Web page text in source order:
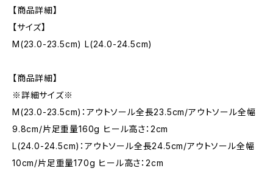
【商品詳細】
【サイズ】
M(23.0-23.5cm) L(24.0-24.5cm)
【商品詳細】
※詳細サイズ※
M(23.0-23.5cm)：アウトソール全長23.5cm/アウトソール全幅
9.8cm/片足重量160g ヒール高さ：2cm
L(24.0-24.5cm)：アウトソール全長24.5cm/アウトソール全幅
10cm/片足重量170g ヒール高さ：2cm